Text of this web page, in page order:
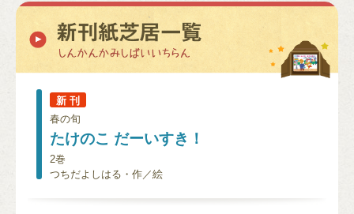
春の旬
たけのこ だーいすき！
2巻
つちだよしはる・作／絵
新 刊